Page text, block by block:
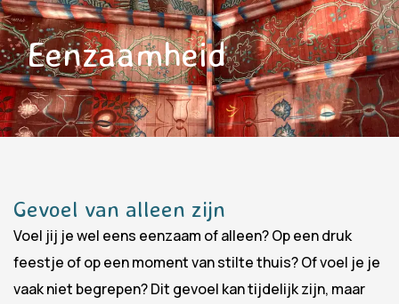
Eenzaamheid
Gevoel van alleen zijn
Voel jij je wel eens eenzaam of alleen? Op een druk
feestje of op een moment van stilte thuis? Of voel je je
vaak niet begrepen? Dit gevoel kan tijdelijk zijn, maar